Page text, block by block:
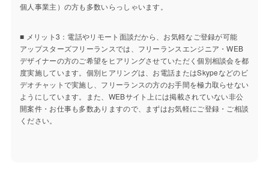
個人事業主）の方も多数いらっしゃいます。
■ メリット3：電話やリモート面談だから、お気軽なご登録が可能
アップスターズフリーランスでは、フリーランスエンジニア・WEB
デザイナーの方のご希望をヒアリングさせていただく個別相談会を都
度実施しています。個別ヒアリングは、お電話またはSkypeなどのビ
デオチャットで実施し、フリーランスの方のお手間を極力取らせない
ようにしています。また、WEBサイト上には掲載されていない非公
開案件・お仕事も多数ありますので、まずはお気軽にご登録・ご相談
ください。